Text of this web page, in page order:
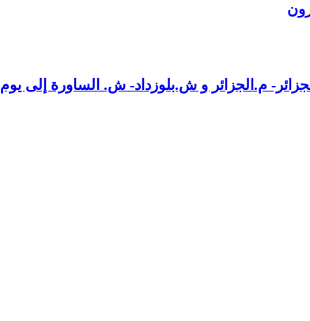
م.الجزائر و ش.بلوزداد- ش. الساورة إلى يوم 4 نوفمبر